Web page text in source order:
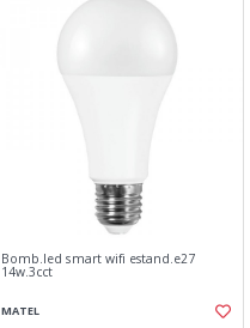
Bomb.led smart wifi estand.e27
14w.3cct
MATEL